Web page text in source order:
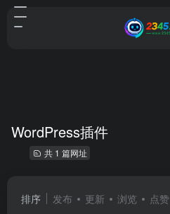
WordPress插件
共 1 篇网址
排序 发布 更新 浏览 点赞